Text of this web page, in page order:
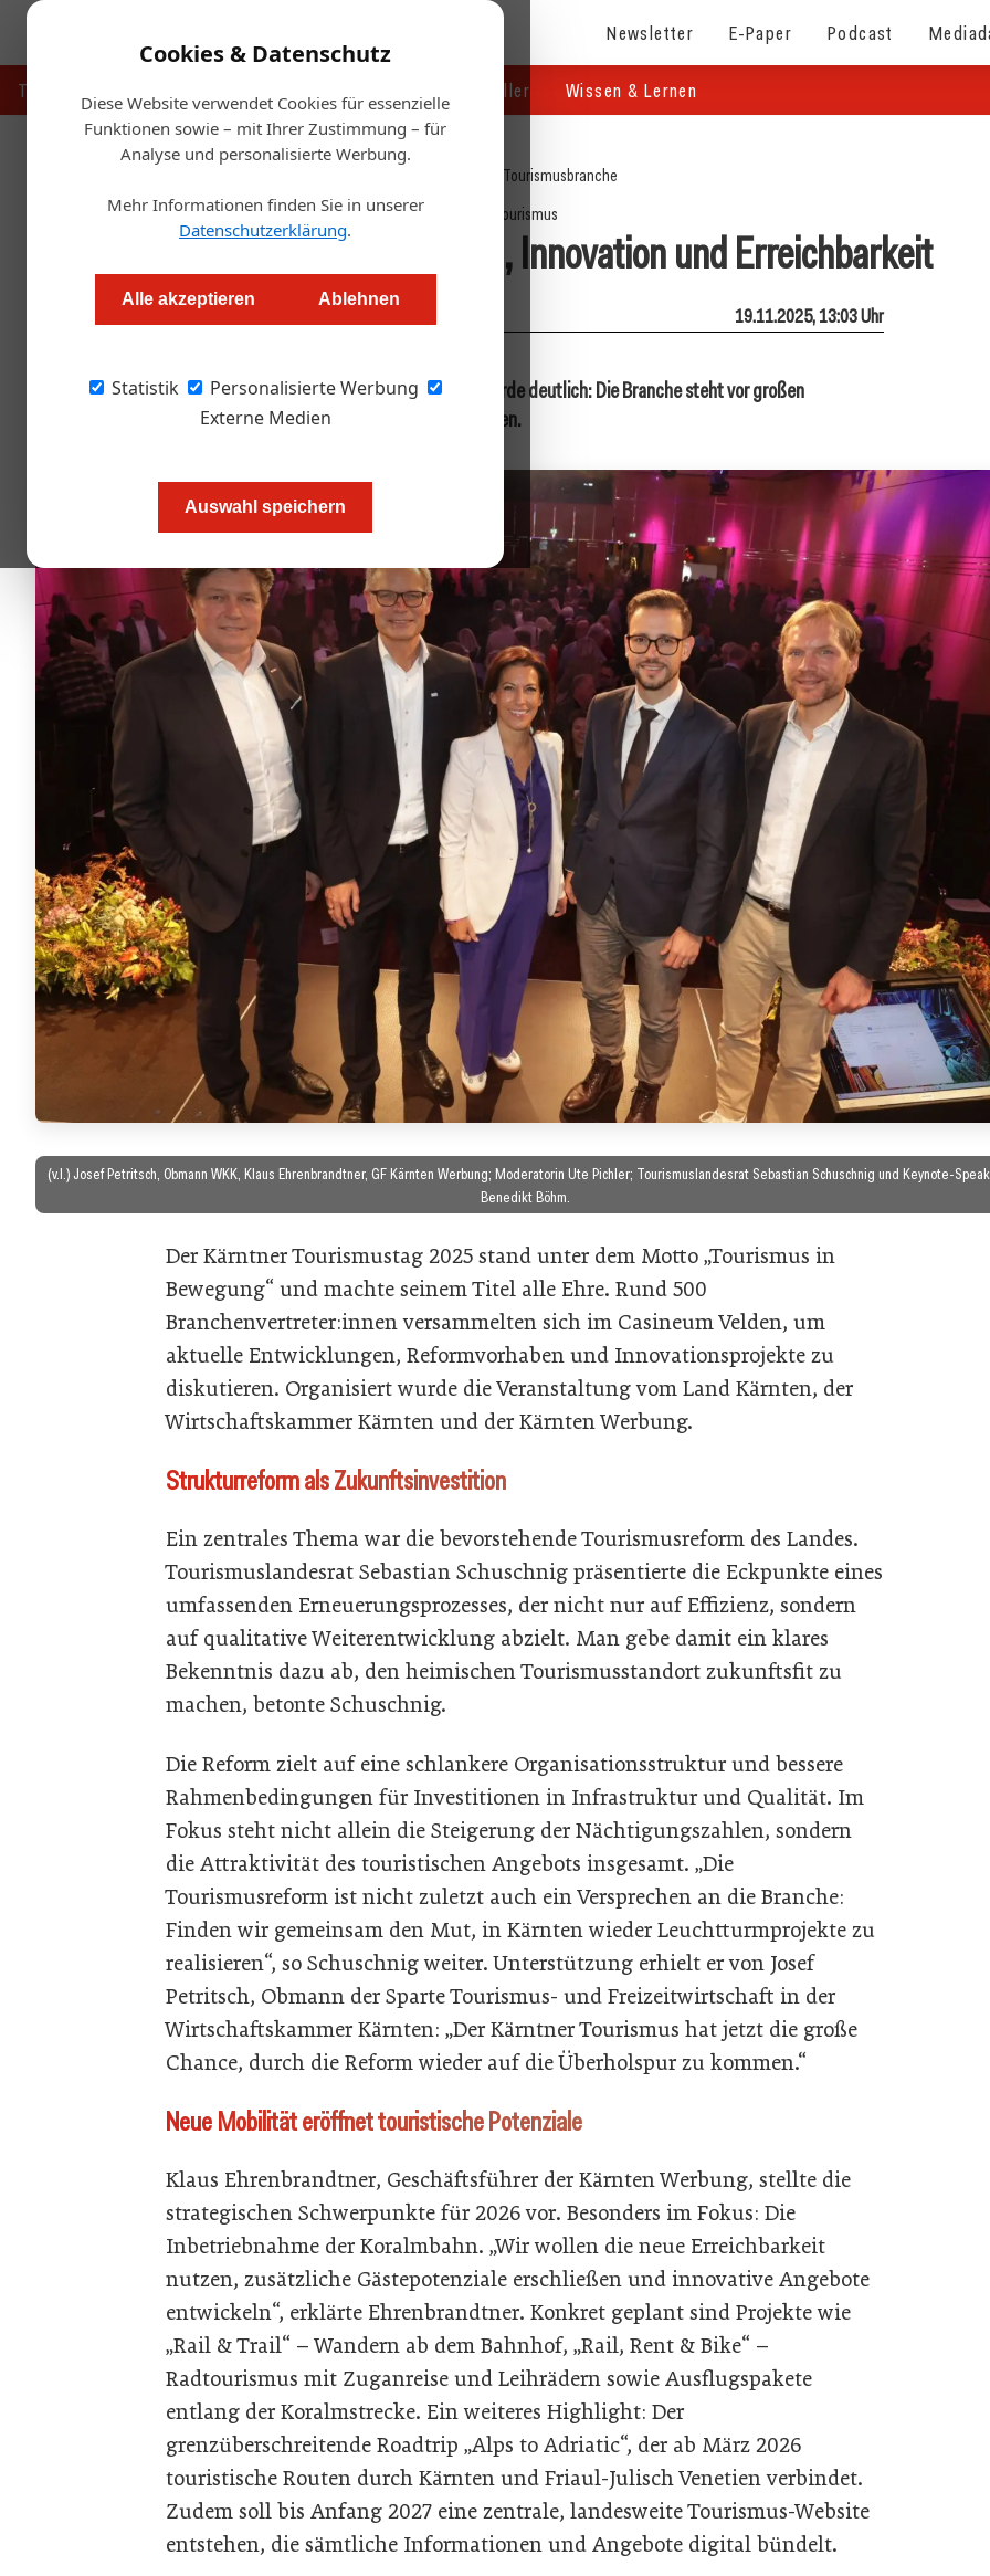
Cookies & Datenschutz
Diese Website verwendet Cookies für essenzielle
Funktionen sowie – mit Ihrer Zustimmung – für
Analyse und personalisierte Werbung.
Mehr Informationen finden Sie in unserer
Datenschutzerklärung.
Alle akzeptieren Ablehnen
Statistik
Personalisierte Werbung
Externe Medien
Auswahl speichern
Newsletter E-Paper Podcast
Touristik Handel & Hersteller Wissen & Lernen
Tourismusbranche
Tourismus
Kärnten setzt auf Reformen, Innovation und Erreichbarkeit
Redaktion.OEGZ 19.11.2025, 13:03 Uhr
Beim Kärntner Tourismustag 2025 in Velden wurde deutlich: Die Branche steht vor großen
Umbrüchen – und ist bereit, sie aktiv zu gestalten.
(v.l.) Josef Petritsch, Obmann WKK, Klaus Ehrenbrandtner, GF Kärnten Werbung; Moderatorin Ute Pichler; Tourismuslandesrat Sebastian Schuschnig und Keynote-
Benedikt Böhm.
Der Kärntner Tourismustag 2025 stand unter dem Motto „Tourismus in
Bewegung“ und machte seinem Titel alle Ehre. Rund 500
Branchenvertreter:innen versammelten sich im Casineum Velden, um
aktuelle Entwicklungen, Reformvorhaben und Innovationsprojekte zu
diskutieren. Organisiert wurde die Veranstaltung vom Land Kärnten, der
Wirtschaftskammer Kärnten und der Kärnten Werbung.
Strukturreform als Zukunftsinvestition
Ein zentrales Thema war die bevorstehende Tourismusreform des Landes.
Tourismuslandesrat Sebastian Schuschnig präsentierte die Eckpunkte eines
umfassenden Erneuerungsprozesses, der nicht nur auf Effizienz, sondern
auf qualitative Weiterentwicklung abzielt. Man gebe damit ein klares
Bekenntnis dazu ab, den heimischen Tourismusstandort zukunftsfit zu
machen, betonte Schuschnig.
Die Reform zielt auf eine schlankere Organisationsstruktur und bessere
Rahmenbedingungen für Investitionen in Infrastruktur und Qualität. Im
Fokus steht nicht allein die Steigerung der Nächtigungszahlen, sondern
die Attraktivität des touristischen Angebots insgesamt. „Die
Tourismusreform ist nicht zuletzt auch ein Versprechen an die Branche:
Finden wir gemeinsam den Mut, in Kärnten wieder Leuchtturmprojekte zu
realisieren“, so Schuschnig weiter. Unterstützung erhielt er von Josef
Petritsch, Obmann der Sparte Tourismus- und Freizeitwirtschaft in der
Wirtschaftskammer Kärnten: „Der Kärntner Tourismus hat jetzt die große
Chance, durch die Reform wieder auf die Überholspur zu kommen.“
Neue Mobilität eröffnet touristische Potenziale
Klaus Ehrenbrandtner, Geschäftsführer der Kärnten Werbung, stellte die
strategischen Schwerpunkte für 2026 vor. Besonders im Fokus: Die
Inbetriebnahme der Koralmbahn. „Wir wollen die neue Erreichbarkeit
nutzen, zusätzliche Gästepotenziale erschließen und innovative Angebote
entwickeln“, erklärte Ehrenbrandtner. Konkret geplant sind Projekte wie
„Rail & Trail“ – Wandern ab dem Bahnhof, „Rail, Rent & Bike“ –
Radtourismus mit Zuganreise und Leihrädern sowie Ausflugspakete
entlang der Koralmstrecke. Ein weiteres Highlight: Der
grenzüberschreitende Roadtrip „Alps to Adriatic“, der ab März 2026
touristische Routen durch Kärnten und Friaul-Julisch Venetien verbindet.
Zudem soll bis Anfang 2027 eine zentrale, landesweite Tourismus-Website
entstehen, die sämtliche Informationen und Angebote digital bündelt.